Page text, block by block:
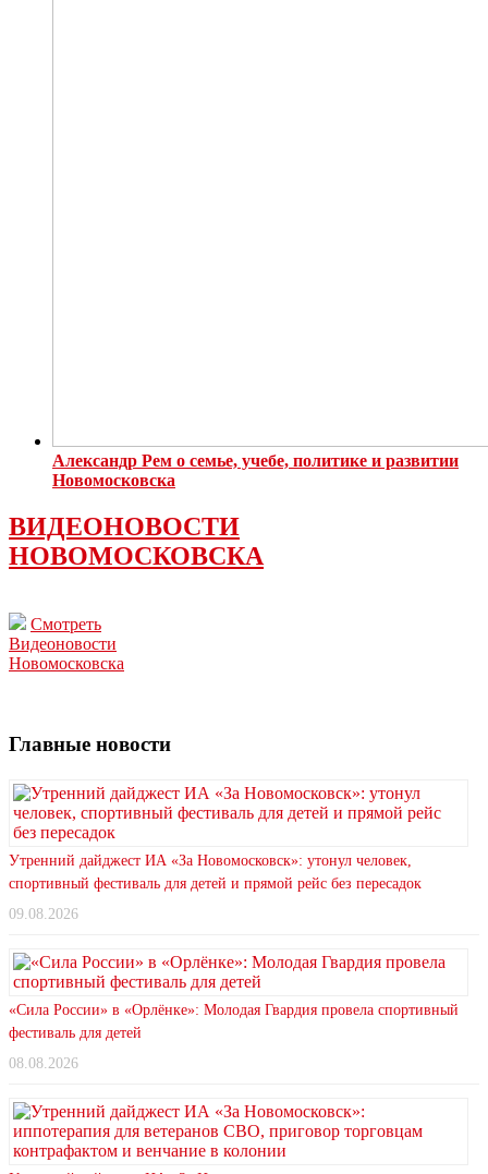
Александр Рем о семье, учебе, политике и развитии
Новомосковска
ВИДЕОНОВОСТИ
НОВОМОСКОВСКА
Смотреть
Видеоновости
Новомосковска
Главные новости
Утренний дайджест ИА «За Новомосковск»: утонул человек,
спортивный фестиваль для детей и прямой рейс без пересадок
09.08.2026
«Сила России» в «Орлёнке»: Молодая Гвардия провела спортивный
фестиваль для детей
08.08.2026